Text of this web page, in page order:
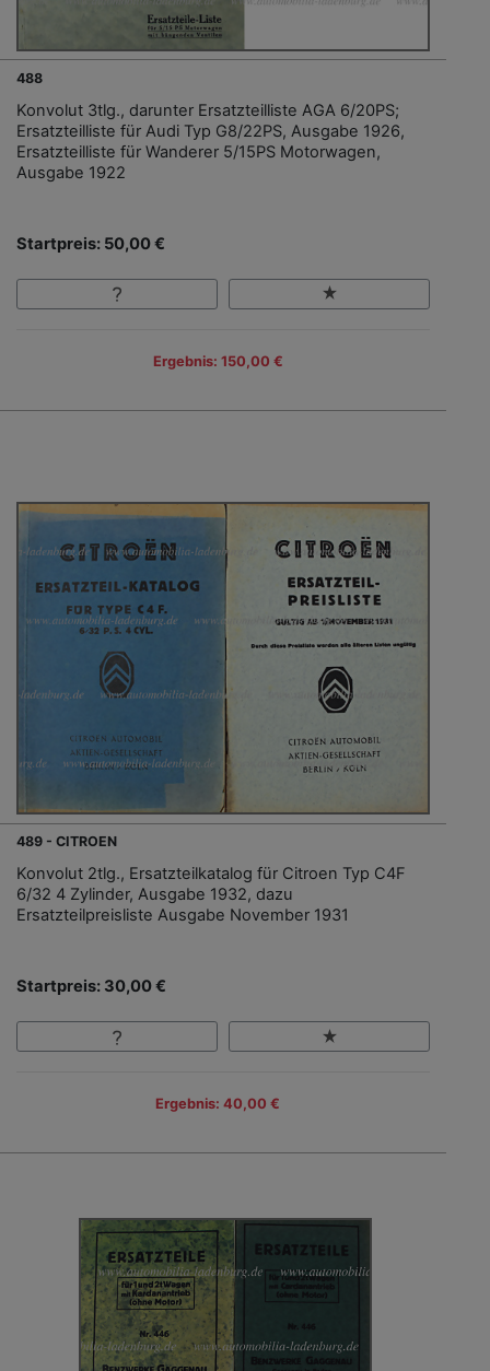
488
Konvolut 3tlg., darunter Ersatzteilliste AGA 6/20PS;
Ersatzteilliste für Audi Typ G8/22PS, Ausgabe 1926,
Ersatzteilliste für Wanderer 5/15PS Motorwagen,
Ausgabe 1922
Startpreis: 50,00 €
Ergebnis: 150,00 €
489 - CITROEN
Konvolut 2tlg., Ersatzteilkatalog für Citroen Typ C4F
6/32 4 Zylinder, Ausgabe 1932, dazu
Ersatzteilpreisliste Ausgabe November 1931
Startpreis: 30,00 €
Ergebnis: 40,00 €